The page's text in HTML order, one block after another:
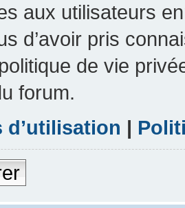
aux utilisateurs
d’avoir pris
de vie
forum.
|